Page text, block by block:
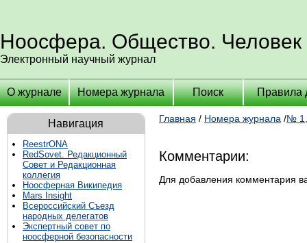
Ноосфера. Общество. Человек
Электронный научный журнал
О журнале Номера журнала Поиск Правила
Навигация
ReestrONA
RedSovet. Редакционный
Совет и Редакционная
коллегия
Ноосферная Википедия
Mars Insight
Всероссийский Съезд
народных делегатов
Экспертный совет по
ноосферной безопасности
Главная / Номера журнала /№
Комментарии:
Для добавления комментария